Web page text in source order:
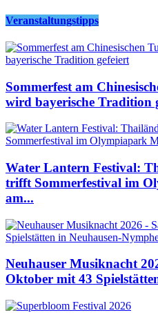
Veranstaltungstipps
Sommerfest am
wird bayerische Tradition
Water Lantern Festival:
trifft Sommerfestival im
am...
Neuhauser Musiknacht
Oktober mit 43